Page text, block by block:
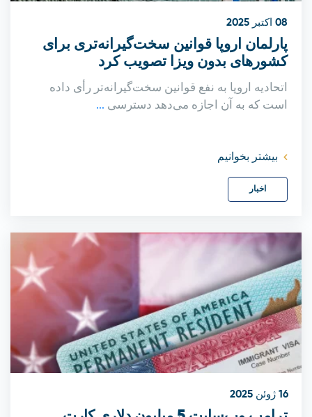
08 اکتبر 2025
پارلمان اروپا قوانین سخت‌گیرانه‌تری برای
کشورهای بدون ویزا تصویب کرد
اتحادیه اروپا به نفع قوانین سخت‌گیرانه‌تر رأی داده
است که به آن اجازه می‌دهد دسترسی ...
بیشتر بخوانیم
اخبار
16 ژوئن 2025